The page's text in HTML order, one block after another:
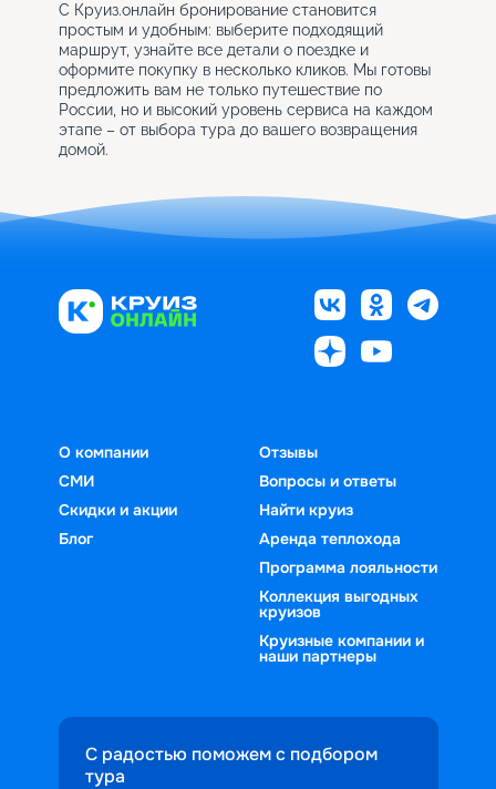
С Круиз.онлайн бронирование становится
простым и удобным: выберите подходящий
маршрут, узнайте все детали о поездке и
оформите покупку в несколько кликов. Мы готовы
предложить вам не только путешествие по
России, но и высокий уровень сервиса на каждом
этапе – от выбора тура до вашего возвращения
домой.
О компании
СМИ
Скидки и акции
Блог
Отзывы
Вопросы и ответы
Найти круиз
Аренда теплохода
Программа лояльности
Коллекция выгодных
круизов
Круизные компании и
наши партнеры
С радостью поможем с подбором
тура